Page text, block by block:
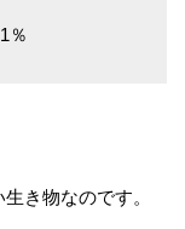
％
き物なのです。